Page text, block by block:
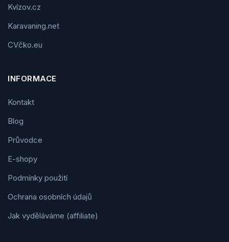
Kvízov.cz
Karavaning.net
CVčko.eu
INFORMACE
Kontakt
Blog
Průvodce
E-shopy
Podmínky použití
Ochrana osobních údajů
Jak vyděláváme (affiliate)